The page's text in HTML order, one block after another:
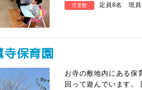
児童数 定員8名 現員
寺保育園
お寺の敷地内にある保
回って遊んでいます。